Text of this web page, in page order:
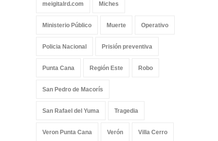
meigitalrd.com Miches
Ministerio Público Muerte Operativo
Policia Nacional Prisión preventiva
Punta Cana Región Este Robo
San Pedro de Macorís
San Rafael del Yuma Tragedia
Veron Punta Cana Verón Villa Cerro